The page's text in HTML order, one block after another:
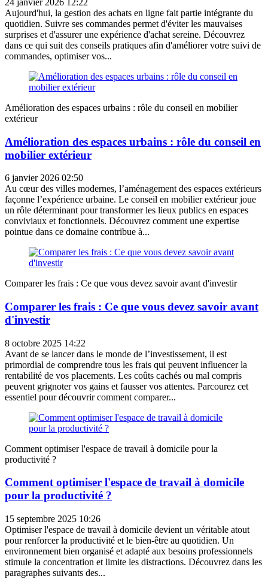
Aujourd'hui, la gestion des achats en ligne fait partie intégrante du
quotidien. Suivre ses commandes permet d'éviter les mauvaises
surprises et d'assurer une expérience d'achat sereine. Découvrez
dans ce qui suit des conseils pratiques afin d'améliorer votre suivi de
commandes, optimiser vos...
Amélioration des espaces urbains : rôle du conseil en mobilier
extérieur
Amélioration des espaces urbains : rôle du conseil en
mobilier extérieur
6 janvier 2026 02:50
Au cœur des villes modernes, l’aménagement des espaces extérieurs
façonne l’expérience urbaine. Le conseil en mobilier extérieur joue
un rôle déterminant pour transformer les lieux publics en espaces
conviviaux et fonctionnels. Découvrez comment une expertise
pointue dans ce domaine contribue à...
Comparer les frais : Ce que vous devez savoir avant d'investir
Comparer les frais : Ce que vous devez savoir avant
d'investir
8 octobre 2025 14:22
Avant de se lancer dans le monde de l’investissement, il est
primordial de comprendre tous les frais qui peuvent influencer la
rentabilité de vos placements. Les coûts cachés ou mal compris
peuvent grignoter vos gains et fausser vos attentes. Parcourez cet
essentiel pour découvrir comment comparer...
Comment optimiser l'espace de travail à domicile pour la
productivité ?
Comment optimiser l'espace de travail à domicile
pour la productivité ?
15 septembre 2025 10:26
Optimiser l'espace de travail à domicile devient un véritable atout
pour renforcer la productivité et le bien-être au quotidien. Un
environnement bien organisé et adapté aux besoins professionnels
stimule la concentration et limite les distractions. Découvrez dans les
paragraphes suivants des...